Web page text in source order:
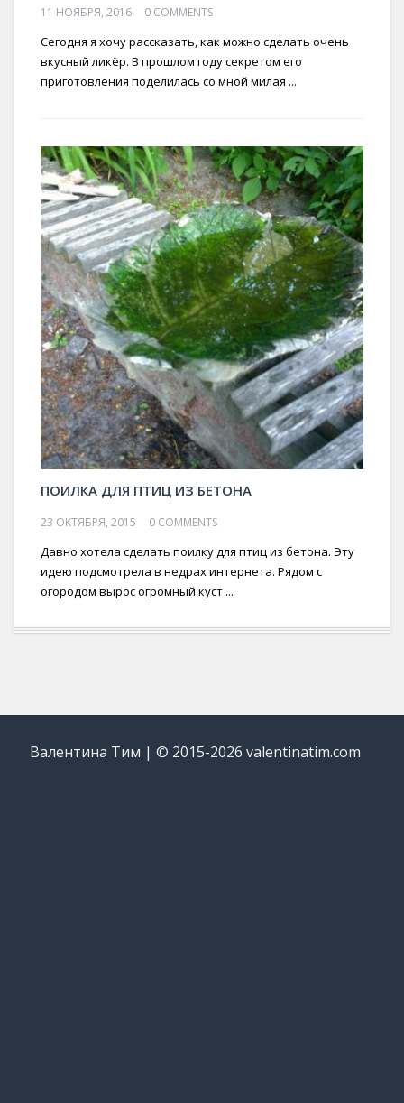
11 НОЯБРЯ, 2016 0 COMMENTS
Сегодня я хочу рассказать, как можно сделать очень
вкусный ликёр. В прошлом году секретом его
приготовления поделилась со мной милая ...
ПОИЛКА ДЛЯ ПТИЦ ИЗ БЕТОНА
23 ОКТЯБРЯ, 2015 0 COMMENTS
Давно хотела сделать поилку для птиц из бетона. Эту
идею подсмотрела в недрах интернета. Рядом с
огородом вырос огромный куст ...
Валентина Тим | © 2015-2026 valentinatim.com